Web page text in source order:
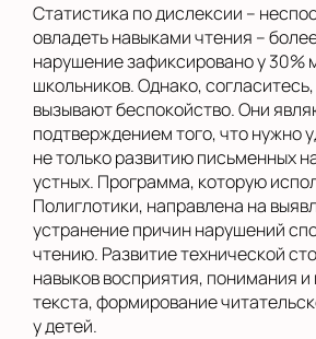
Статистика по дислексии –
овладеть навыками чтения –
нарушение зафиксировано у 30%
школьников. Однако,
вызывают беспокойство. Они
подтверждением того, что нужно
не только развитию письменных
устных. Программа, которую
Полиглотики, направлена на
устранение причин нарушений
чтению. Развитие технической
навыков восприятия, понимания и
текста, формирование
у детей.